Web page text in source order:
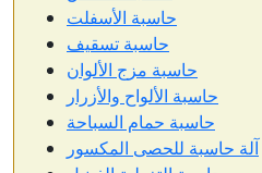
حاسبة الأسفلت
حاسبة تسقيف
حاسبة مزج الألوان
حاسبة الألواح والأزرار
حاسبة حمام السباحة
آلة حاسبة للحصى المكسور